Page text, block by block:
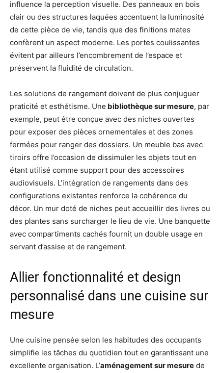
influence la perception visuelle. Des panneaux en bois
clair ou des structures laquées accentuent la luminosité
de cette pièce de vie, tandis que des finitions mates
confèrent un aspect moderne. Les portes coulissantes
évitent par ailleurs l’encombrement de l’espace et
préservent la fluidité de circulation.
Les solutions de rangement doivent de plus conjuguer
praticité et esthétisme. Une bibliothèque sur mesure, par
exemple, peut être conçue avec des niches ouvertes
pour exposer des pièces ornementales et des zones
fermées pour ranger des dossiers. Un meuble bas avec
tiroirs offre l’occasion de dissimuler les objets tout en
étant utilisé comme support pour des accessoires
audiovisuels. L’intégration de rangements dans des
configurations existantes renforce la cohérence du
décor. Un mur doté de niches peut accueillir des livres ou
des plantes sans surcharger le lieu de vie. Une banquette
avec compartiments cachés fournit un double usage en
servant d’assise et de rangement.
Allier fonctionnalité et design
personnalisé dans une cuisine sur
mesure
Une cuisine pensée selon les habitudes des occupants
simplifie les tâches du quotidien tout en garantissant une
excellente organisation. L’aménagement sur mesure de